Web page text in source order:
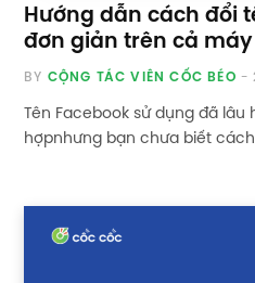
Hướng dẫn cách đổi
đơn giản trên cả
BY CỘNG TÁC VIÊN CỐC BÉO
Tên Facebook sử dụng đã
hợpnhưng bạn chưa biết